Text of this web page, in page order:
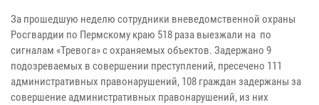
За прошедшую неделю сотрудники вневедомственной охраны
Росгвардии по Пермскому краю 518 раза выезжали на по
сигналам «Тревога» с охраняемых объектов. Задержано 9
подозреваемых в совершении преступлений, пресечено 111
административных правонарушений, 108 граждан задержаны за
совершение административных правонарушений, из них